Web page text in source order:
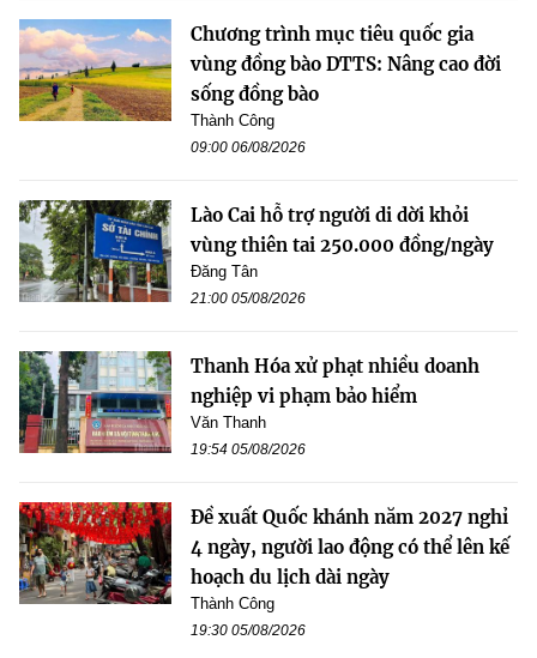
Chương trình mục tiêu quốc gia
vùng đồng bào DTTS: Nâng cao đời
sống đồng bào
Thành Công
09:00 06/08/2026
Lào Cai hỗ trợ người di dời khỏi
vùng thiên tai 250.000 đồng/ngày
Đăng Tân
21:00 05/08/2026
Thanh Hóa xử phạt nhiều doanh
nghiệp vi phạm bảo hiểm
Văn Thanh
19:54 05/08/2026
Đề xuất Quốc khánh năm 2027 nghỉ
4 ngày, người lao động có thể lên kế
hoạch du lịch dài ngày
Thành Công
19:30 05/08/2026